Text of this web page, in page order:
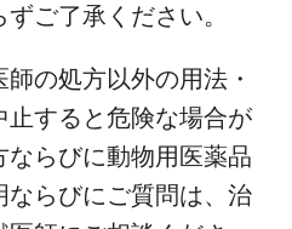
ご了承ください。
の処方以外の用法・
止すると危険な場合が
らびに動物用医薬品
ならびにご質問は、治